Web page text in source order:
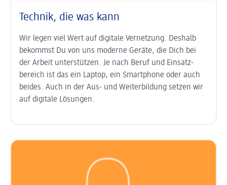
Technik, die was kann
Wir legen viel Wert auf digitale Ver­netzung. Deshalb
bekommst Du von uns moderne Geräte, die Dich bei
der Arbeit unter­stützen. Je nach Beruf und Einsatz­
bereich ist das ein Laptop, ein Smart­phone oder auch
beides. Auch in der Aus- und Weiter­bildung setzen wir
auf digitale Lösungen.